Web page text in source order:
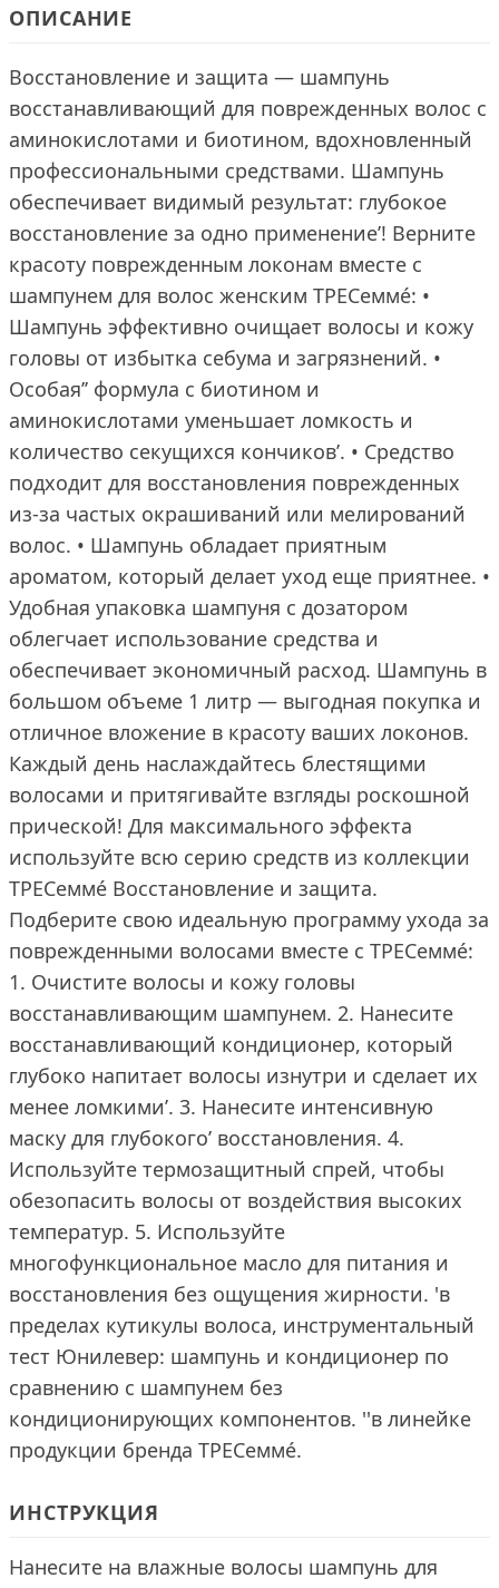
ОПИСАНИЕ
Восстановление и защита — шампунь
восстанавливающий для поврежденных волос с
аминокислотами и биотином, вдохновленный
профессиональными средствами. Шампунь
обеспечивает видимый результат: глубокое
восстановление за одно применение’! Верните
красоту поврежденным локонам вместе с
шампунем для волос женским ТРЕСеммé: •
Шампунь эффективно очищает волосы и кожу
головы от избытка себума и загрязнений. •
Особая’’ формула с биотином и
аминокислотами уменьшает ломкость и
количество секущихся кончиков’. • Средство
подходит для восстановления поврежденных
из-за частых окрашиваний или мелирований
волос. • Шампунь обладает приятным
ароматом, который делает уход еще приятнее. •
Удобная упаковка шампуня с дозатором
облегчает использование средства и
обеспечивает экономичный расход. Шампунь в
большом объеме 1 литр — выгодная покупка и
отличное вложение в красоту ваших локонов.
Каждый день наслаждайтесь блестящими
волосами и притягивайте взгляды роскошной
прической! Для максимального эффекта
используйте всю серию средств из коллекции
ТРЕСеммé Восстановление и защита.
Подберите свою идеальную программу ухода за
поврежденными волосами вместе с ТРЕСеммé:
1. Очистите волосы и кожу головы
восстанавливающим шампунем. 2. Нанесите
восстанавливающий кондиционер, который
глубоко напитает волосы изнутри и сделает их
менее ломкими’. 3. Нанесите интенсивную
маску для глубокого’ восстановления. 4.
Используйте термозащитный спрей, чтобы
обезопасить волосы от воздействия высоких
температур. 5. Используйте
многофункциональное масло для питания и
восстановления без ощущения жирности. 'в
пределах кутикулы волоса, инструментальный
тест Юнилевер: шампунь и кондиционер по
сравнению с шампунем без
кондиционирующих компонентов. ''в линейке
продукции бренда ТРЕСеммé.
ИНСТРУКЦИЯ
Нанесите на влажные волосы шампунь для